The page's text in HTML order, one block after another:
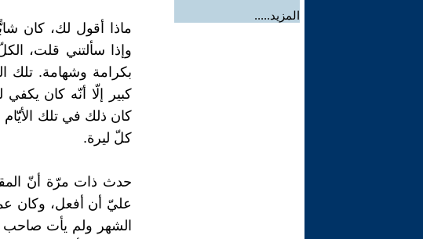
المزيد.....
ماذا أقول لك، كان
وإذا سألتني قلت،
بكرامة وشهامة. تلك
كبير إلّا أنّه كان
كان ذلك في تلك
كلّ ليرة.
حدث ذات مرّة أنّ
عليّ أن أفعل، وكان
الشهر ولم يأت